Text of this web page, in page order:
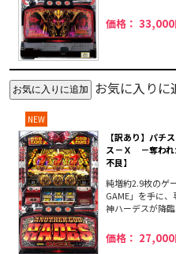
価格：
お気に入りに
NEW
【訳あり】パ
ス－Ｘ －奪われ
不良】
純増約2.9枚のゲ
GAME」を手に
神ハーデスが降臨
価格：